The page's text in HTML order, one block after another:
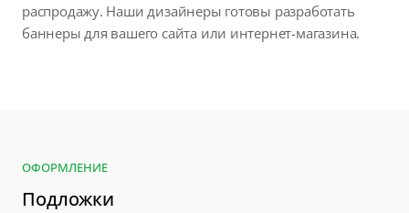
распродажу. Наши дизайнеры готовы разработать
баннеры для вашего сайта или интернет-магазина.
ОФОРМЛЕНИЕ
Подложки